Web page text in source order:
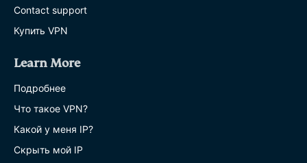
Contact support
Купить VPN
Learn More
Подробнее
Что такое VPN?
Какой у меня IP?
Скрыть мой IP